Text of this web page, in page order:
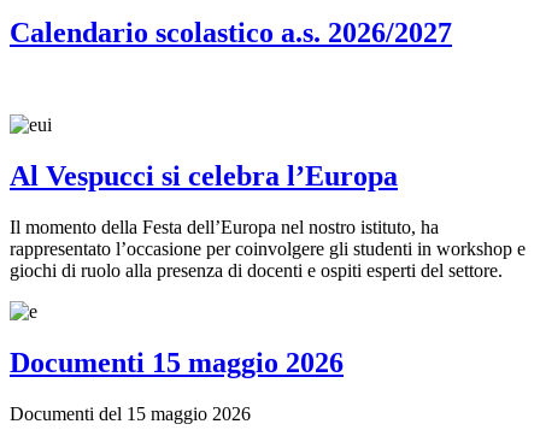
Calendario scolastico a.s. 2026/2027
Al Vespucci si celebra l’Europa
Il momento della Festa dell’Europa nel nostro istituto, ha
rappresentato l’occasione per coinvolgere gli studenti in workshop e
giochi di ruolo alla presenza di docenti e ospiti esperti del settore.
Documenti 15 maggio 2026
Documenti del 15 maggio 2026